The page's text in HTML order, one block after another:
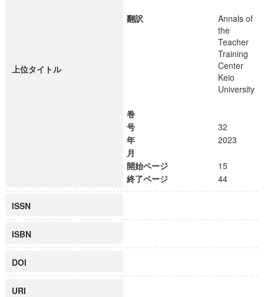
上位タイトル
翻訳
Annals of
the
Teacher
Training
Center
Keio
University
巻
号
32
年
2023
月
開始ページ
15
終了ページ
44
ISSN
ISBN
DOI
URI